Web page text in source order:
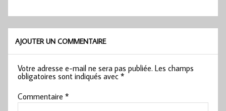
AJOUTER UN COMMENTAIRE
Votre adresse e-mail ne sera pas publiée. Les champs
obligatoires sont indiqués avec*
Commentaire*